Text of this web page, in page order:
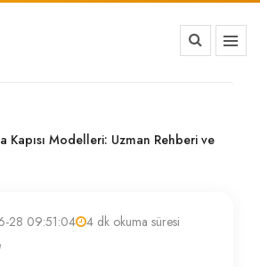
Kapısı Modelleri: Uzman Rehberi ve
28 09:51:04 4 dk okuma süresi